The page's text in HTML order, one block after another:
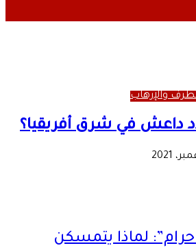
والإرهاب
داعش في شرق أفريقيا؟
لماذا يتمسكن